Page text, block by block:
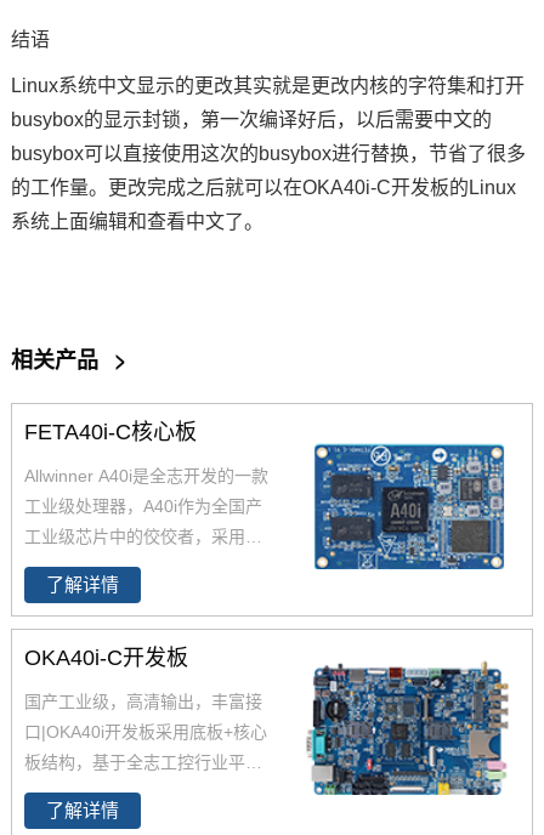
结语
Linux系统中文显示的更改其实就是更改内核的字符集和打开
busybox的显示封锁，第一次编译好后，以后需要中文的
busybox可以直接使用这次的busybox进行替换，节省了很多
的工作量。更改完成之后就可以在OKA40i-C开发板的Linux
系统上面编辑和查看中文了。
相关产品 >
FETA40i-C核心板
Allwinner A40i是全志开发的一款
工业级处理器，A40i作为全国产
工业级芯片中的佼佼者，采用更
低功耗的4核ARM Cortex-A7架
构,工作温度-40-85℃,是一款高性
能低功耗超高性能CPU主芯片。
飞凌嵌入式深度研究全志A40i芯
片参数、原理图、datasheet规格
书推出了以FETA40i核心板为主
的一系列全国产工业级嵌入式计
A40i工控板、 A40i开发板。
了解详情
OKA40i-C开发板
国产工业级，高清输出，丰富接
口|OKA40i开发板采用底板+核心
板结构，基于全志工控行业平台
级处理器四核Cortex-A7 A40i设
计，主频1.2GHz，集成MAli400
了解详情